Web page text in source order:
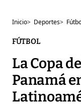
Inicio> Deportes>
FÚTBOL
La Copa
Panamá